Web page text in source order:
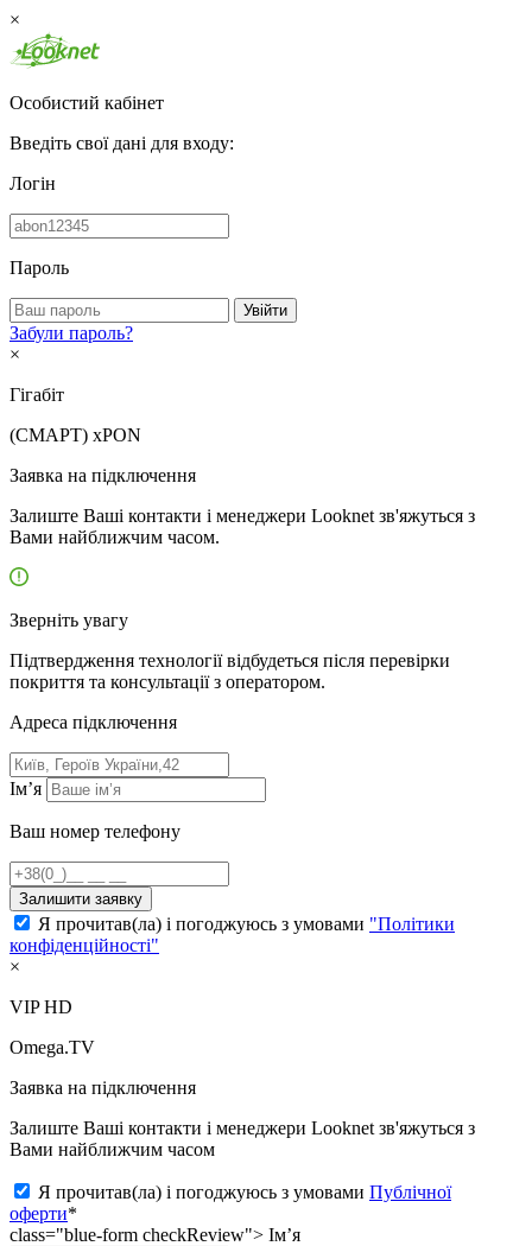
×
Особистий кабінет
Введіть свої дані для входу:
Логін
Пароль
Увійти
Забули пароль?
×
Гігабіт
(СМАРТ) xPON
Заявка на підключення
Залиште Ваші контакти і менеджери Looknet зв'яжуться з
Вами найближчим часом.
Зверніть увагу
Підтвердження технології відбудеться після перевірки
покриття та консультації з оператором.
Адресa підключення
Ім’я
Ваш номер телефону
Залишити заявку
Я прочитав(ла) і погоджуюсь з умовами "Політики
конфіденційності"
×
VIP HD
Omega.TV
Заявка на підключення
Залиште Ваші контакти і менеджери Looknet зв'яжуться з
Вами найближчим часом
Я прочитав(ла) і погоджуюсь з умовами Публічної
оферти*
class="blue-form checkReview"> Ім’я